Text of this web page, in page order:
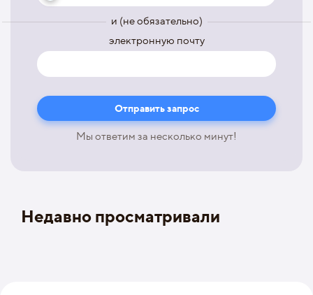
и (не обязательно)
электронную почту
Мы ответим за несколько минут!
Недавно просматривали